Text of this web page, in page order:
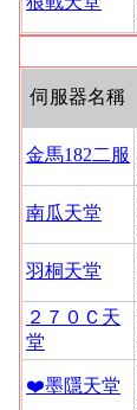
伺服器名稱
金馬182二服
南瓜天堂
羽桐天堂
２７０Ｃ天
堂
❤️墨隱天堂